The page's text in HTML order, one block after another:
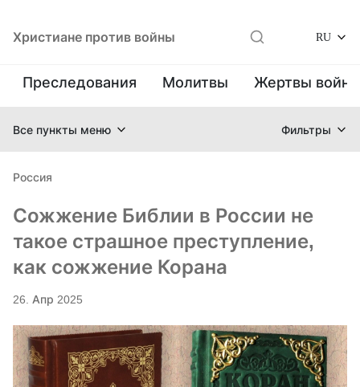
Христиане против войны RU
Преследования Молитвы Жертвы
Все пункты меню Фильтры
Россия
Сожжение Библии в России не
такое страшное преступление,
как сожжение Корана
26. Апр 2025